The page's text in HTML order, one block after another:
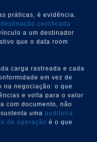
práticas, é evidência.
destinação certificada
a um destinador
que o data room
carga rastreada e cada
em vez de
na negociação: o que
e volta para o valor
com documento, não
sustenta umaauditoria
de operação é o que